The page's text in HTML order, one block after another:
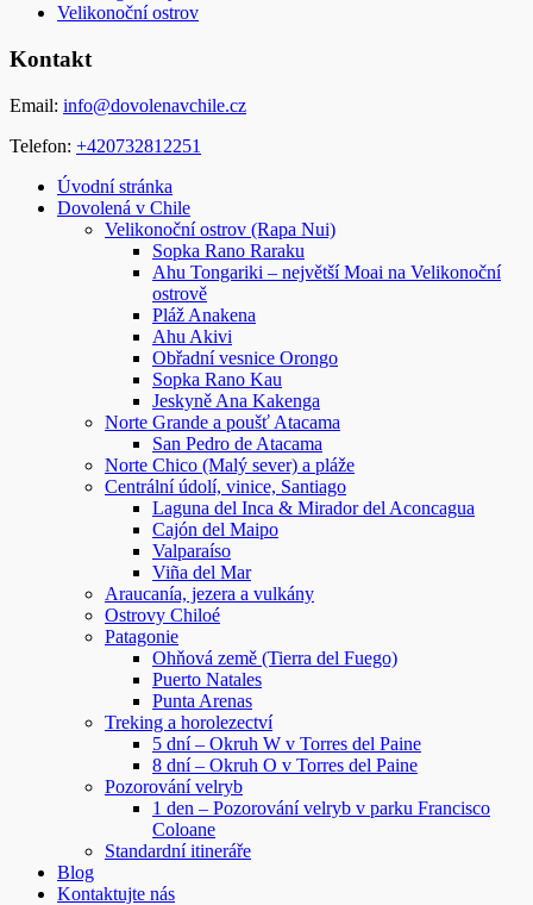
Velikonoční ostrov
Kontakt
Email: info@dovolenavchile.cz
Telefon: +420732812251
Úvodní stránka
Dovolená v Chile
Velikonoční ostrov (Rapa Nui)
Sopka Rano Raraku
Ahu Tongariki – největší Moai na Velikonoční
ostrově
Pláž Anakena
Ahu Akivi
Obřadní vesnice Orongo
Sopka Rano Kau
Jeskyně Ana Kakenga
Norte Grande a poušť Atacama
San Pedro de Atacama
Norte Chico (Malý sever) a pláže
Centrální údolí, vinice, Santiago
Laguna del Inca & Mirador del Aconcagua
Cajón del Maipo
Valparaíso
Viña del Mar
Araucanía, jezera a vulkány
Ostrovy Chiloé
Patagonie
Ohňová země (Tierra del Fuego)
Puerto Natales
Punta Arenas
Treking a horolezectví
5 dní – Okruh W v Torres del Paine
8 dní – Okruh O v Torres del Paine
Pozorování velryb
1 den – Pozorování velryb v parku Francisco
Coloane
Standardní itineráře
Blog
Kontaktujte nás